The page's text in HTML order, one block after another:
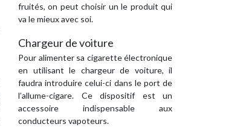
fruités, on peut choisir un le produit qui
va le mieux avec soi.
Chargeur de voiture
Pour alimenter sa cigarette électronique
en utilisant le chargeur de voiture, il
faudra introduire celui-ci dans le port de
l’allume-cigare. Ce dispositif est un
accessoire indispensable aux
conducteurs vapoteurs.